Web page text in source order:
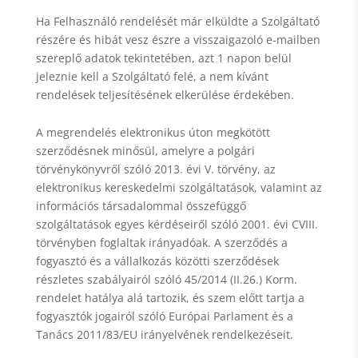
Ha Felhasználó rendelését már elküldte a Szolgáltató
részére és hibát vesz észre a visszaigazoló e-mailben
szereplő adatok tekintetében, azt 1 napon belül
jeleznie kell a Szolgáltató felé, a nem kívánt
rendelések teljesítésének elkerülése érdekében.
A megrendelés elektronikus úton megkötött
szerződésnek minősül, amelyre a polgári
törvénykönyvről szóló 2013. évi V. törvény, az
elektronikus kereskedelmi szolgáltatások, valamint az
információs társadalommal összefüggő
szolgáltatások egyes kérdéseiről szóló 2001. évi CVIII.
törvényben foglaltak irányadóak. A szerződés a
fogyasztó és a vállalkozás közötti szerződések
részletes szabályairól szóló 45/2014 (II.26.) Korm.
rendelet hatálya alá tartozik, és szem előtt tartja a
fogyasztók jogairól szóló Európai Parlament és a
Tanács 2011/83/EU irányelvének rendelkezéseit.